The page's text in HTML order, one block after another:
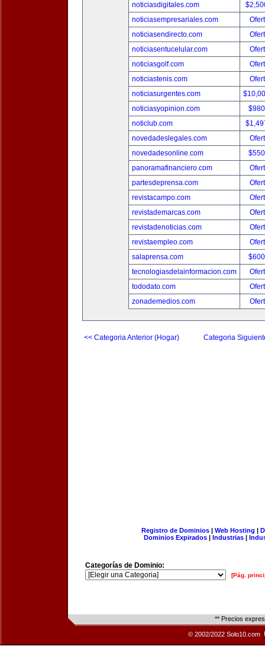
noticiasdigitales.com
noticiasempresariales.com
noticiasendirecto.com
noticiasentucelular.com
noticiasgolf.com
noticiastenis.com
noticiasurgentes.com
noticiasyopinion.com
noticlub.com
novedadeslegales.com
novedadesonline.com
panoramafinanciero.com
partesdeprensa.com
revistacampo.com
revistademarcas.com
revistadenoticias.com
revistaempleo.com
salaprensa.com
tecnologiasdelainformacion.com
tododato.com
zonademedios.com
<< Categoria Anterior (Hogar) Categoria
Registro de Dominios| Web Hosting |
Dominios Expirados | Industrias |
Categorías de Dominio:
[Pág.
** Precios
© 2002/2022 Solo10.com